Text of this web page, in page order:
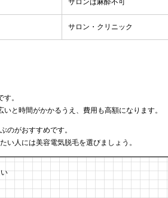
サロンは麻酔不可
サロン・クリニック
。
と時間がかかるうえ、費用も高額になります。
のがおすすめです。
い人には美容電気脱毛を選びましょう。